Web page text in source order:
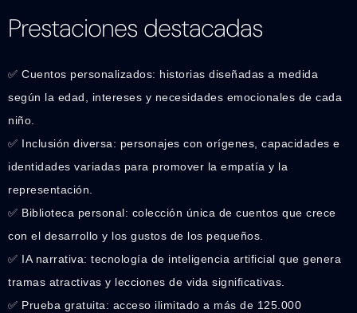
Prestaciones destacadas
✅ Cuentos personalizados: historias diseñadas a medida
según la edad, intereses y necesidades emocionales de cada
niño.
✅ Inclusión diversa: personajes con orígenes, capacidades e
identidades variadas para promover la empatía y la
representación.
✅ Biblioteca personal: colección única de cuentos que crece
con el desarrollo y los gustos de los pequeños.
✅ IA narrativa: tecnología de inteligencia artificial que genera
tramas atractivas y lecciones de vida significativas.
✅ Prueba gratuita: acceso ilimitado a más de 125.000